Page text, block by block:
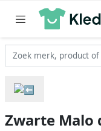
Zwarte Malo